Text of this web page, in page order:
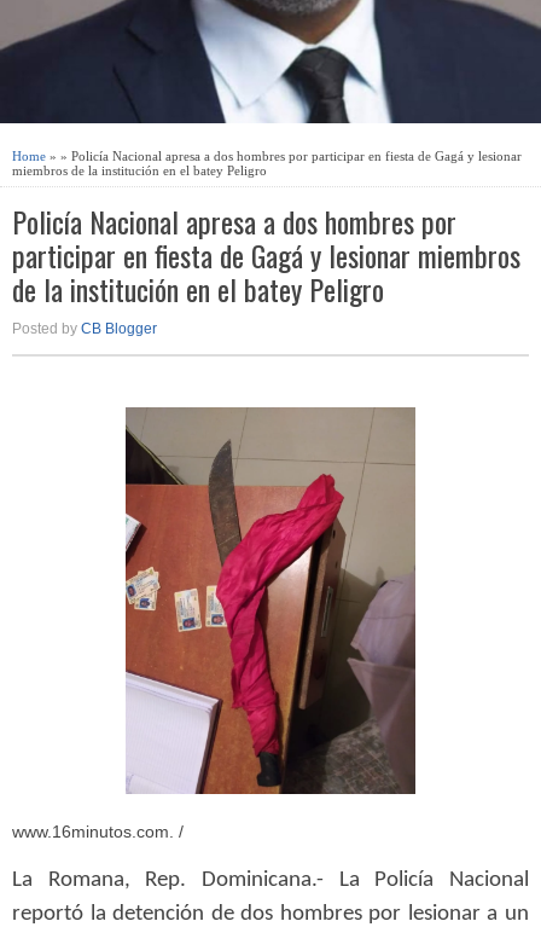
Home » » Policía Nacional apresa a dos hombres por participar en fiesta de Gagá y lesionar
miembros de la institución en el batey Peligro
Policía Nacional apresa a dos hombres por
participar en fiesta de Gagá y lesionar miembros
de la institución en el batey Peligro
Posted by CB Blogger
www.16minutos.com. /
La Romana, Rep. Dominicana.- La Policía Nacional
reportó la detención de dos hombres por lesionar a un